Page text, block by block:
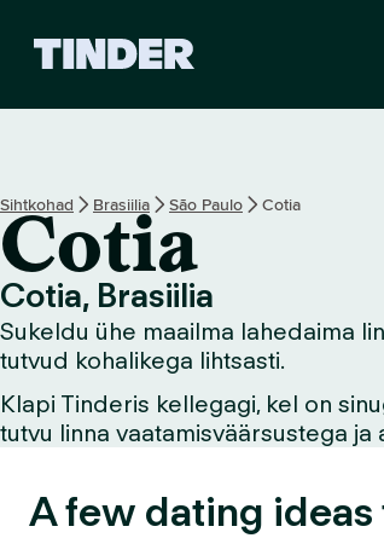
i
l
e
h
Sihtkohad Brasiilia São Paulo Cotia
Cotia
Cotia, Brasiilia
Sukeldu ühe maailma lahedaima
tutvud kohalikega lihtsasti.
Klapi Tinderis kellegagi, kel on
tutvu linna vaatamisväärsustega
A few dating ideas